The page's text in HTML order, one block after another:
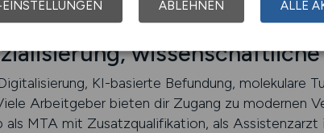
KI-basierte Befundung, molekulare
Arbeitgeber bieten dir Zugang zu modernen
MTA mit Zusatzqualifikation, als Assistenzarzt
ABLEHNEN ALLE